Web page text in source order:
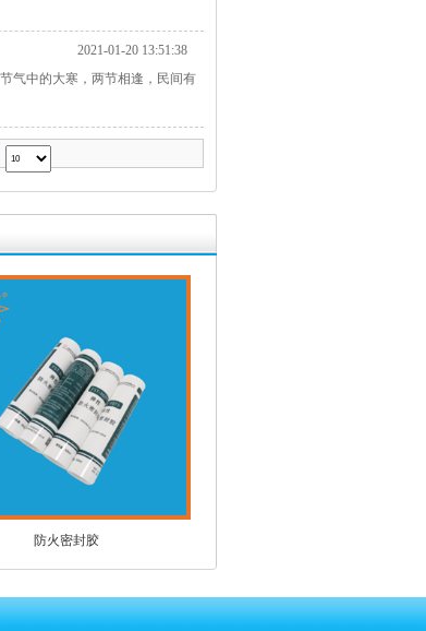
2021-01-20 13:51:38
气中的大寒，两节相逢，民间有
防火密封胶